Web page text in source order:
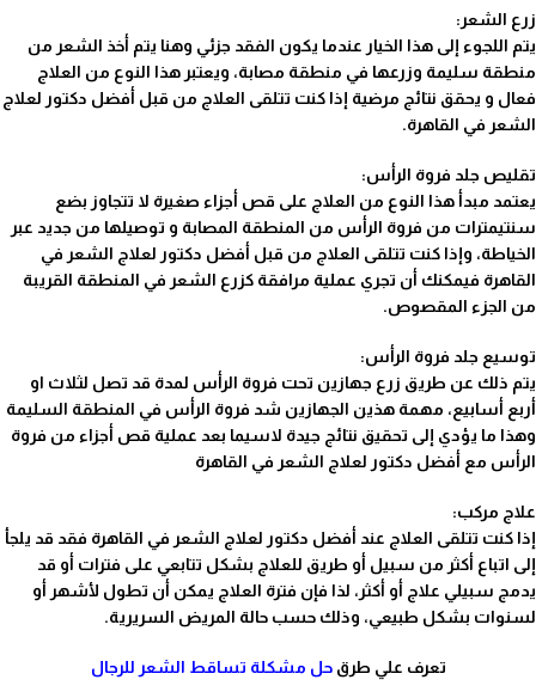
زرع الشعر:
يتم اللجوء إلى هذا الخيار عندما يكون الفقد جزئي وهنا يتم أخذ الشعر من
منطقة سليمة وزرعها في منطقة مصابة، ويعتبر هذا النوع من العلاج
فعال و يحقق نتائج مرضية إذا كنت تتلقى العلاج من قبل أفضل دكتور لعلاج
الشعر في القاهرة.
تقليص جلد فروة الرأس:
يعتمد مبدأ هذا النوع من العلاج على قص أجزاء صغيرة لا تتجاوز بضع
سنتيمترات من فروة الرأس من المنطقة المصابة و توصيلها من جديد عبر
الخياطة، وإذا كنت تتلقى العلاج من قبل أفضل دكتور لعلاج الشعر في
القاهرة فيمكنك أن تجري عملية مرافقة كزرع الشعر في المنطقة القريبة
من الجزء المقصوص.
توسيع جلد فروة الرأس:
يتم ذلك عن طريق زرع جهازين تحت فروة الرأس لمدة قد تصل لثلاث او
أربع أسابيع، مهمة هذين الجهازين شد فروة الرأس في المنطقة السليمة
وهذا ما يؤدي إلى تحقيق نتائج جيدة لاسيما بعد عملية قص أجزاء من فروة
الرأس مع أفضل دكتور لعلاج الشعر في القاهرة
علاج مركب:
إذا كنت تتلقى العلاج عند أفضل دكتور لعلاج الشعر في القاهرة فقد قد يلجأ
إلى اتباع أكثر من سبيل أو طريق للعلاج بشكل تتابعي على فترات أو قد
يدمج سبيلي علاج أو أكثر، لذا فإن فترة العلاج يمكن أن تطول لأشهر أو
لسنوات بشكل طبيعي، وذلك حسب حالة المريض السريرية.
تعرف علي طرقحل مشكلة تساقط الشعر للرجال